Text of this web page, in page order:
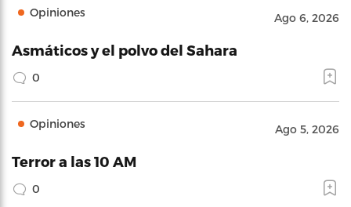
Opiniones Ago 6, 2026
Asmáticos y el polvo del Sahara
0
Opiniones Ago 5, 2026
Terror a las 10 AM
0